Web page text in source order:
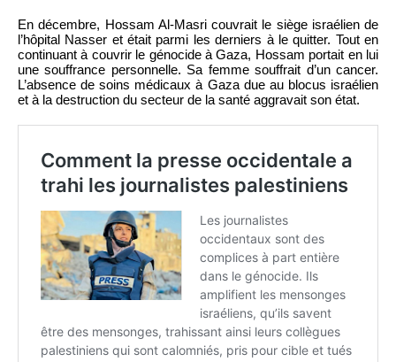
En décembre, Hossam Al-Masri couvrait le siège israélien de
l’hôpital Nasser et était parmi les derniers à le quitter. Tout en
continuant à couvrir le génocide à Gaza, Hossam portait en lui
une souffrance personnelle. Sa femme souffrait d’un cancer.
L’absence de soins médicaux à Gaza due au blocus israélien
et à la destruction du secteur de la santé aggravait son état.